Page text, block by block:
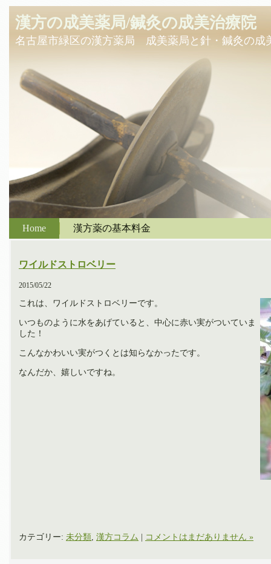
漢方の成美薬局/鍼灸の成美治療院
名古屋市緑区の漢方薬局 成美薬局と針・鍼灸の成
Home 漢方薬の基本料金
ワイルドストロベリー
2015/05/22
これは、ワイルドストロベリーです。
いつものように水をあげていると、中心に赤い実がついていま
した！
こんなかわいい実がつくとは知らなかったです。
なんだか、嬉しいですね。
カテゴリー: 未分類 漢方コラム コメントはまだありません »